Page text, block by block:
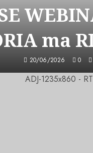
ma
20/06/2026 0